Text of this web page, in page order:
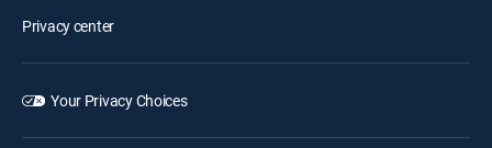
Privacy center
Your Privacy Choices